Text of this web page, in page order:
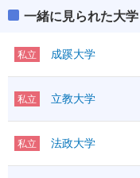
一緒に見られた大学
私立 成蹊大学
私立 立教大学
私立 法政大学